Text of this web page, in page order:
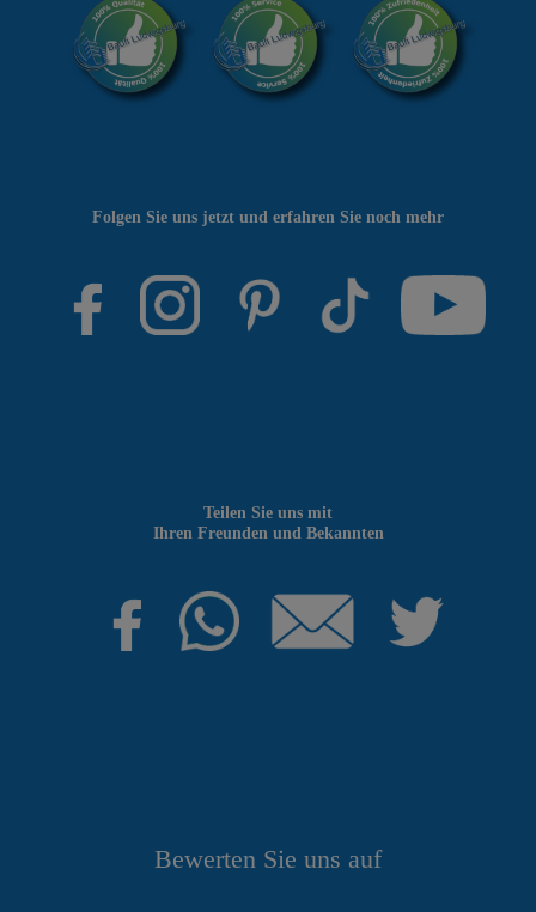
Bewerten Sie uns auf
Teilen Sie uns mit
Ihren Freunden und Bekannten
Folgen Sie uns jetzt und erfahren Sie noch mehr